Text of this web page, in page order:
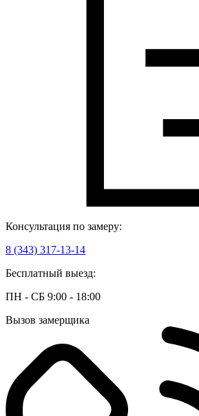
Консультация по замеру:
8 (343) 317-13-14
Бесплатный выезд:
ПН - СБ 9:00 - 18:00
Вызов замерщика